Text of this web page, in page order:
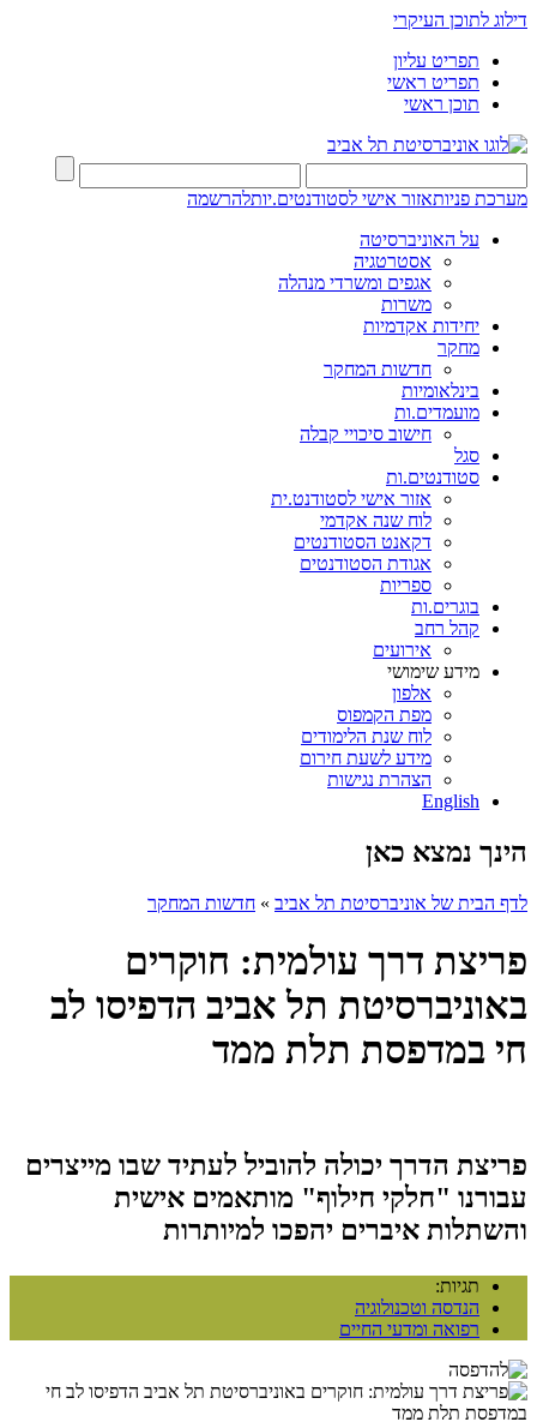
דילוג לתוכן העיקרי
תפריט עליון
תפריט ראשי
תוכן ראשי
מערכת פניותאזור אישי לסטודנטים.יותלהרשמה
על האוניברסיטה
אסטרטגיה
אגפים ומשרדי מנהלה
משרות
יחידות אקדמיות
מחקר
חדשות המחקר
בינלאומיות
מועמדים.ות
חישוב סיכויי קבלה
סגל
סטודנטים.ות
אזור אישי לסטודנט.ית
לוח שנה אקדמי
דקאנט הסטודנטים
אגודת הסטודנטים
ספריות
בוגרים.ות
קהל רחב
אירועים
מידע שימושי
אלפון
מפת הקמפוס
לוח שנת הלימודים
מידע לשעת חירום
הצהרת נגישות
English
הינך נמצא כאן
לדף הבית של אוניברסיטת תל אביב » חדשות המחקר
פריצת דרך עולמית: חוקרים
באוניברסיטת תל אביב הדפיסו לב
חי במדפסת תלת ממד
פריצת הדרך יכולה להוביל לעתיד שבו מייצרים
עבורנו "חלקי חילוף" מותאמים אישית
והשתלות איברים יהפכו למיותרות
תגיות:
הנדסה וטכנולוגיה
רפואה ומדעי החיים